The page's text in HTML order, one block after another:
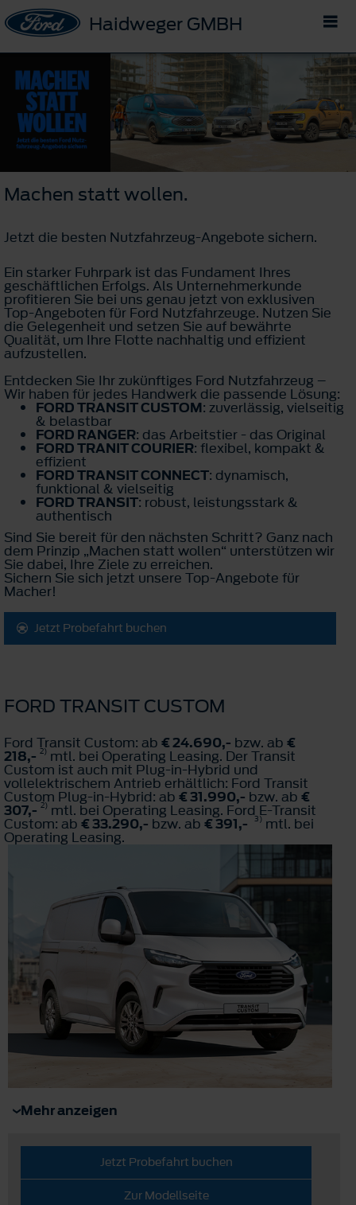
Haidweger GMBH
Machen statt wollen.
Jetzt die besten Nutzfahrzeug-Angebote sichern.
Ein starker Fuhrpark ist das Fundament Ihres
geschäftlichen Erfolgs. Als Unternehmerkunde
profitieren Sie bei uns genau jetzt von exklusiven
Top-Angeboten für Ford Nutzfahrzeuge. Nutzen Sie
die Gelegenheit und setzen Sie auf bewährte
Qualität, um Ihre Flotte nachhaltig und effizient
aufzustellen.
Entdecken Sie Ihr zukünftiges Ford Nutzfahrzeug –
Wir haben für jedes Handwerk die passende Lösung:
FORD TRANSIT CUSTOM: zuverlässig, vielseitig
& belastbar
FORD RANGER: das Arbeitstier - das Original
FORD TRANIT COURIER: flexibel, kompakt &
effizient
FORD TRANSIT CONNECT: dynamisch,
funktional & vielseitig
FORD TRANSIT: robust, leistungsstark &
authentisch
Sind Sie bereit für den nächsten Schritt? Ganz nach
dem Prinzip „Machen statt wollen“ unterstützen wir
Sie dabei, Ihre Ziele zu erreichen.
Sichern Sie sich jetzt unsere Top-Angebote für
Macher!
Jetzt Probefahrt buchen
FORD TRANSIT CUSTOM
Ford Transit Custom: ab € 24.690,- bzw. ab €
218,- 2) mtl. bei Operating Leasing. Der Transit
Custom ist auch mit Plug-in-Hybrid und
vollelektrischem Antrieb erhältlich: Ford Transit
Custom Plug-in-Hybrid: ab € 31.990,- bzw. ab €
307,- 2) mtl. bei Operating Leasing. Ford E-Transit
Custom: ab € 33.290,- bzw. ab € 391,- 3) mtl. bei
Operating Leasing.
Mehr anzeigen
Jetzt Probefahrt buchen
Zur Modellseite